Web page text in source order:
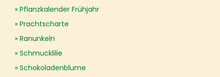
Pflanzkalender Frühjahr
Prachtscharte
Ranunkeln
Schmucklilie
Schokoladenblume